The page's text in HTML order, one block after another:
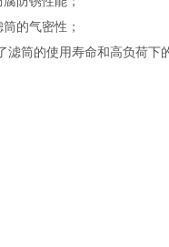
的气密性；
筒的使用寿命和高负荷下